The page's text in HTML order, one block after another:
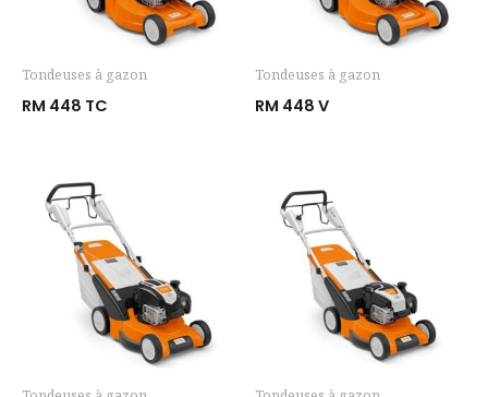
Tondeuses à gazon
RM 448 TC
Tondeuses à gazon
RM 448 V